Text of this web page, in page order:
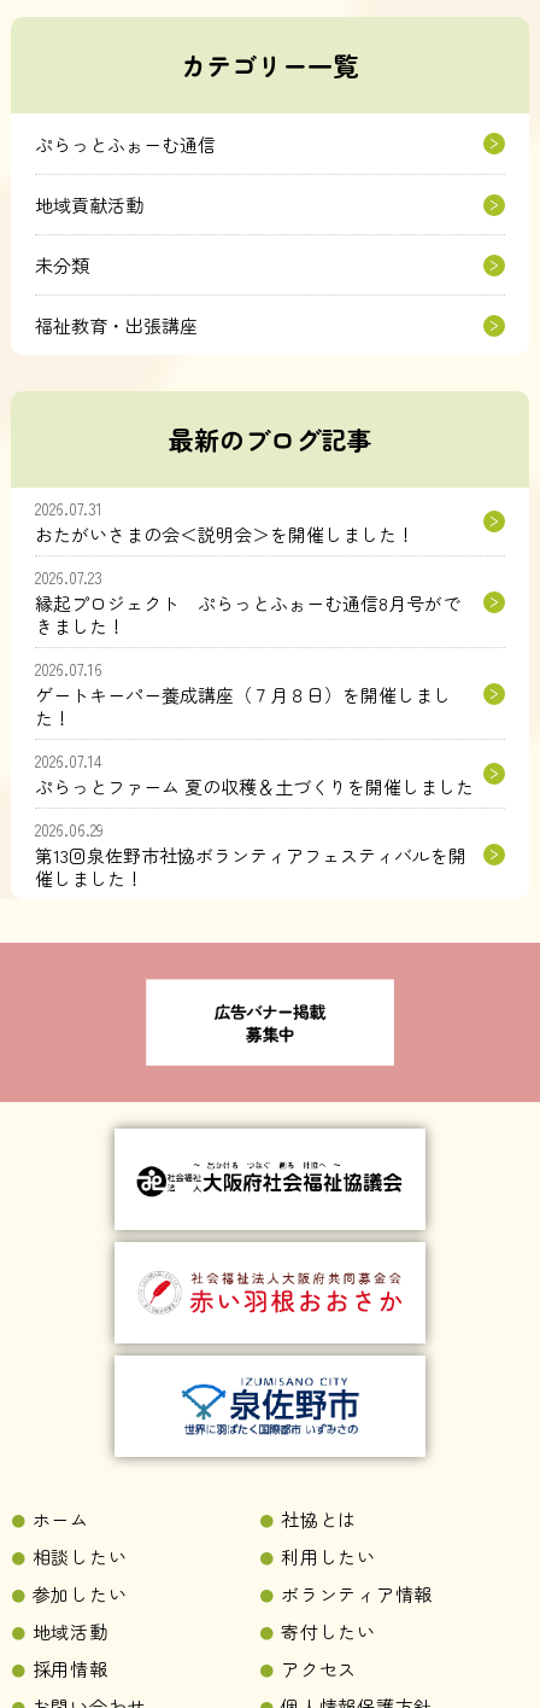
カテゴリー一覧
ぷらっとふぉーむ通信
地域貢献活動
未分類
福祉教育・出張講座
最新のブログ記事
2026.07.31
おたがいさまの会＜説明会＞を開催しました！
2026.07.23
縁起プロジェクト ぷらっとふぉーむ通信8月号がで
きました！
2026.07.16
ゲートキーパー養成講座（７月８日）を開催しまし
た！
2026.07.14
ぷらっとファーム 夏の収穫＆土づくりを開催しました
2026.06.29
第13回泉佐野市社協ボランティアフェスティバルを開
催しました！
ホーム
社協とは
相談したい
利用したい
参加したい
ボランティア情報
地域活動
寄付したい
採用情報
アクセス